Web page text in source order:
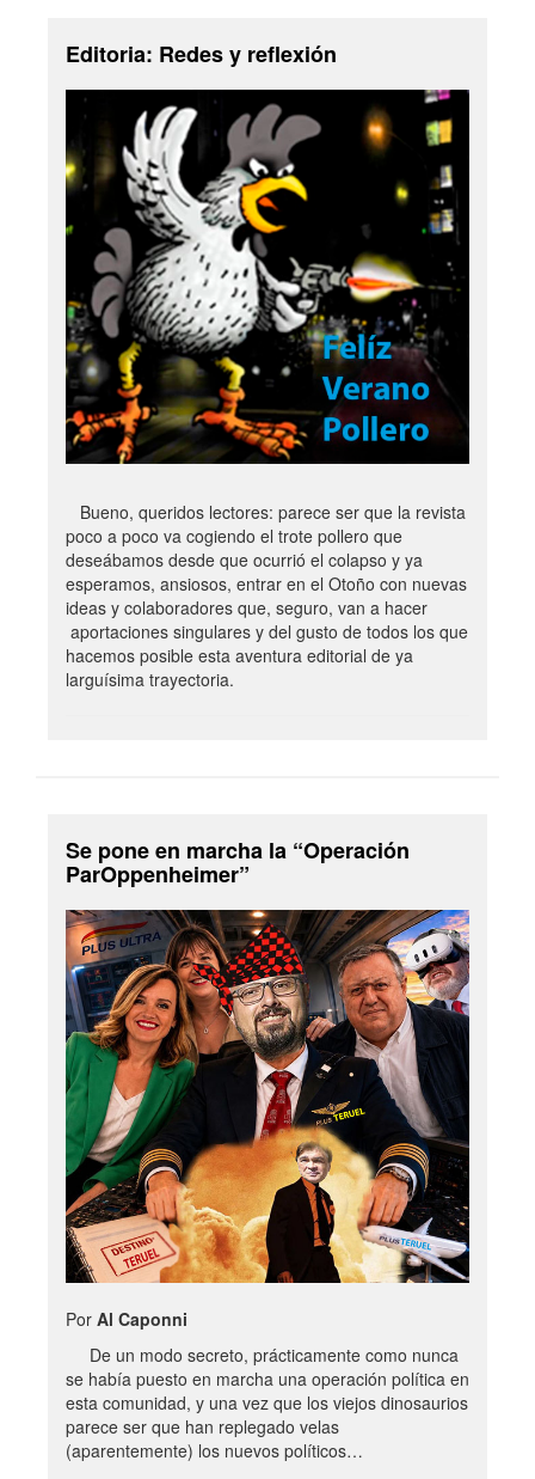
Editoria: Redes y reflexión
Bueno, queridos lectores: parece ser que la revista
poco a poco va cogiendo el trote pollero que
deseábamos desde que ocurrió el colapso y ya
esperamos, ansiosos, entrar en el Otoño con nuevas
ideas y colaboradores que, seguro, van a hacer
aportaciones singulares y del gusto de todos los que
hacemos posible esta aventura editorial de ya
larguísima trayectoria.
Se pone en marcha la “Operación
ParOppenheimer”
Por Al Caponni
De un modo secreto, prácticamente como nunca
se había puesto en marcha una operación política en
esta comunidad, y una vez que los viejos dinosaurios
parece ser que han replegado velas
(aparentemente) los nuevos políticos…